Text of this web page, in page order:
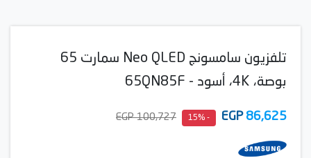
تلفزيون سامسونج Neo QLED سمارت 65
بوصة، 4K، أسود - 65QN85F
86,625
EGP
- 15%
100,727 EGP